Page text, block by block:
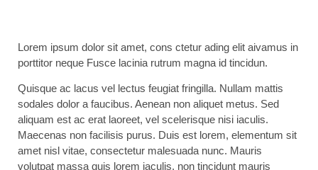
Lorem ipsum dolor sit amet, cons ctetur ading elit aivamus in
porttitor neque Fusce lacinia rutrum magna id tincidun.
Quisque ac lacus vel lectus feugiat fringilla. Nullam mattis
sodales dolor a faucibus. Aenean non aliquet metus. Sed
aliquam est ac erat laoreet, vel scelerisque nisi iaculis.
Maecenas non facilisis purus. Duis est lorem, elementum sit
amet nisl vitae, consectetur malesuada nunc. Mauris
volutpat massa quis lorem iaculis, non tincidunt mauris